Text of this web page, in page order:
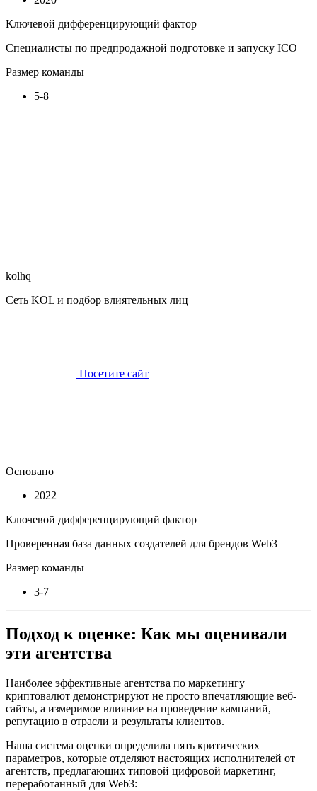
Ключевой дифференцирующий фактор
Специалисты по предпродажной подготовке и запуску ICO
Размер команды
5-8
kolhq
Сеть KOL и подбор влиятельных лиц
Посетите сайт
Основано
2022
Ключевой дифференцирующий фактор
Проверенная база данных создателей для брендов Web3
Размер команды
3-7
Подход к оценке: Как мы оценивали
эти агентства
Наиболее эффективные агентства по маркетингу
криптовалют демонстрируют не просто впечатляющие веб-
сайты, а измеримое влияние на проведение кампаний,
репутацию в отрасли и результаты клиентов.
Наша система оценки определила пять критических
параметров, которые отделяют настоящих исполнителей от
агентств, предлагающих типовой цифровой маркетинг,
переработанный для Web3: